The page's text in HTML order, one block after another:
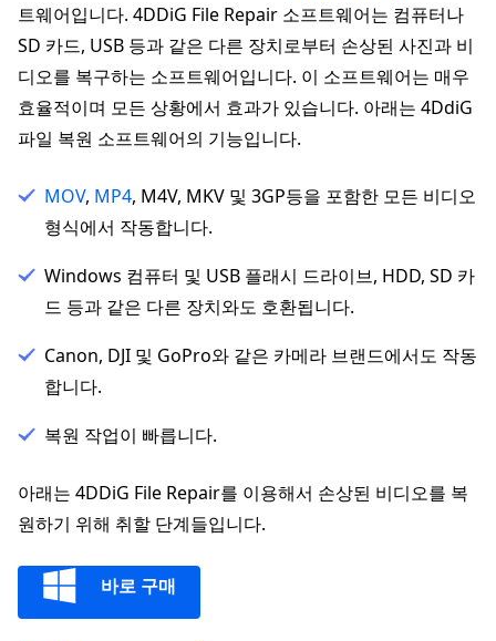
트웨어입니다. 4DDiG File Repair 소프트웨어는 컴퓨터나
SD 카드, USB 등과 같은 다른 장치로부터 손상된 사진과 비
디오를 복구하는 소프트웨어입니다. 이 소프트웨어는 매우
효율적이며 모든 상황에서 효과가 있습니다. 아래는 4DdiG
파일 복원 소프트웨어의 기능입니다.
MOV, MP4, M4V, MKV 및 3GP등을 포함한 모든 비디오
형식에서 작동합니다.
Windows 컴퓨터 및 USB 플래시 드라이브, HDD, SD 카
드 등과 같은 다른 장치와도 호환됩니다.
Canon, DJI 및 GoPro와 같은 카메라 브랜드에서도 작동
합니다.
복원 작업이 빠릅니다.
아래는 4DDiG File Repair를 이용해서 손상된 비디오를 복
원하기 위해 취할 단계들입니다.
바로 구매